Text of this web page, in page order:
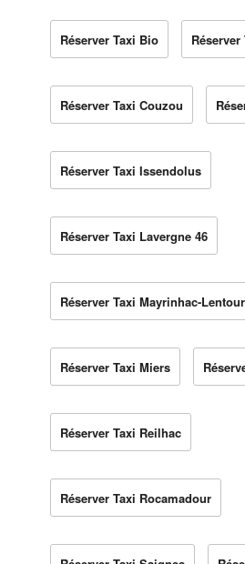
Réserver Taxi Bio
Réserver Taxi Couzou
Réserver Taxi Issendolus
Réserver Taxi Lavergne 46
Réserver Taxi Mayrinhac-Lentour
Réserver Taxi Miers
Réserver Taxi Reilhac
Réserver Taxi Rocamadour